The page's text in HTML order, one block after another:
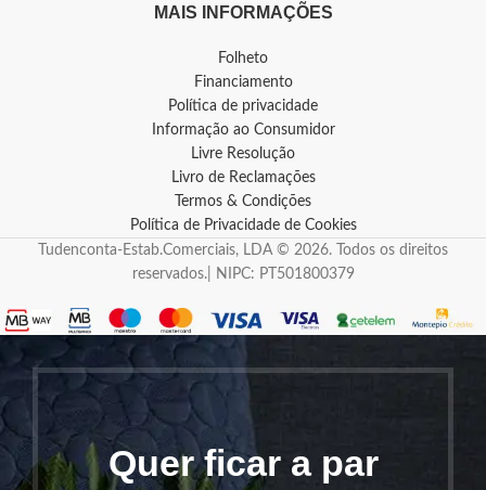
MAIS INFORMAÇÕES
Folheto
Financiamento
Política de privacidade
Informação ao Consumidor
Livre Resolução
Livro de Reclamações
Termos & Condições
Política de Privacidade de Cookies
Tudenconta-Estab.Comerciais, LDA © 2026. Todos os direitos
reservados.| NIPC: PT501800379
Quer ficar a par